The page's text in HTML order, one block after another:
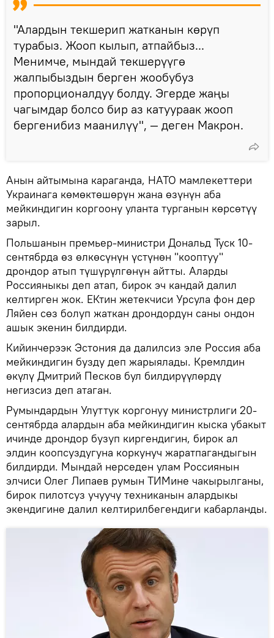
"Алардын текшерип жатканын көрүп
турабыз. Жооп кылып, атпайбыз...
Менимче, мындай текшерүүгө
жалпыбыздын берген жообубуз
пропорционалдуу болду. Эгерде жаңы
чагымдар болсо бир аз катуураак жооп
бергенибиз маанилүү", — деген Макрон.
Анын айтымына караганда, НАТО мамлекеттери
Украинага көмөктөшөрүн жана өзүнүн аба
мейкиндигин коргоону уланта турганын көрсөтүү
зарыл.
Польшанын премьер-министри Дональд Туск 10-
сентябрда өз өлкөсүнүн үстүнөн "кооптуу"
дрондор атып түшүрүлгөнүн айтты. Аларды
Россияныкы деп атап, бирок эч кандай далил
келтирген жок. ЕКтин жетекчиси Урсула фон дер
Ляйен сөз болуп жаткан дрондордун саны ондон
ашык экенин билдирди.
Кийинчерээк Эстония да далилсиз эле Россия аба
мейкиндигин бузду деп жарыялады. Кремлдин
өкүлү Дмитрий Песков бул билдирүүлөрдү
негизсиз деп атаган.
Румындардын Улуттук коргонуу министрлиги 20-
сентябрда алардын аба мейкиндигин кыска убакыт
ичинде дрондор бузуп киргендигин, бирок ал
элдин коопсуздугуна коркунуч жаратпагандыгын
билдирди. Мындай нерседен улам Россиянын
элчиси Олег Липаев румын ТИМине чакырылганы,
бирок пилотсуз учуучу техниканын алардыкы
экендигине далил келтирилбегендиги кабарланды.